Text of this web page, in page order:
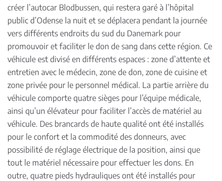
créer l’autocar Blodbussen, qui restera garé à l’hôpital
public d’Odense la nuit et se déplacera pendant la journée
vers différents endroits du sud du Danemark pour
promouvoir et faciliter le don de sang dans cette région. Ce
véhicule est divisé en différents espaces : zone d’attente et
entretien avec le médecin, zone de don, zone de cuisine et
zone privée pour le personnel médical. La partie arrière du
véhicule comporte quatre sièges pour l’équipe médicale,
ainsi qu’un élévateur pour faciliter l’accès de matériel au
véhicule. Des brancards de haute qualité ont été installés
pour le confort et la commodité des donneurs, avec
possibilité de réglage électrique de la position, ainsi que
tout le matériel nécessaire pour effectuer les dons. En
outre, quatre pieds hydrauliques ont été installés pour